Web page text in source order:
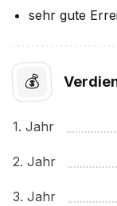
sehr gute
💰
1. Jahr
2. Jahr
3. Jahr